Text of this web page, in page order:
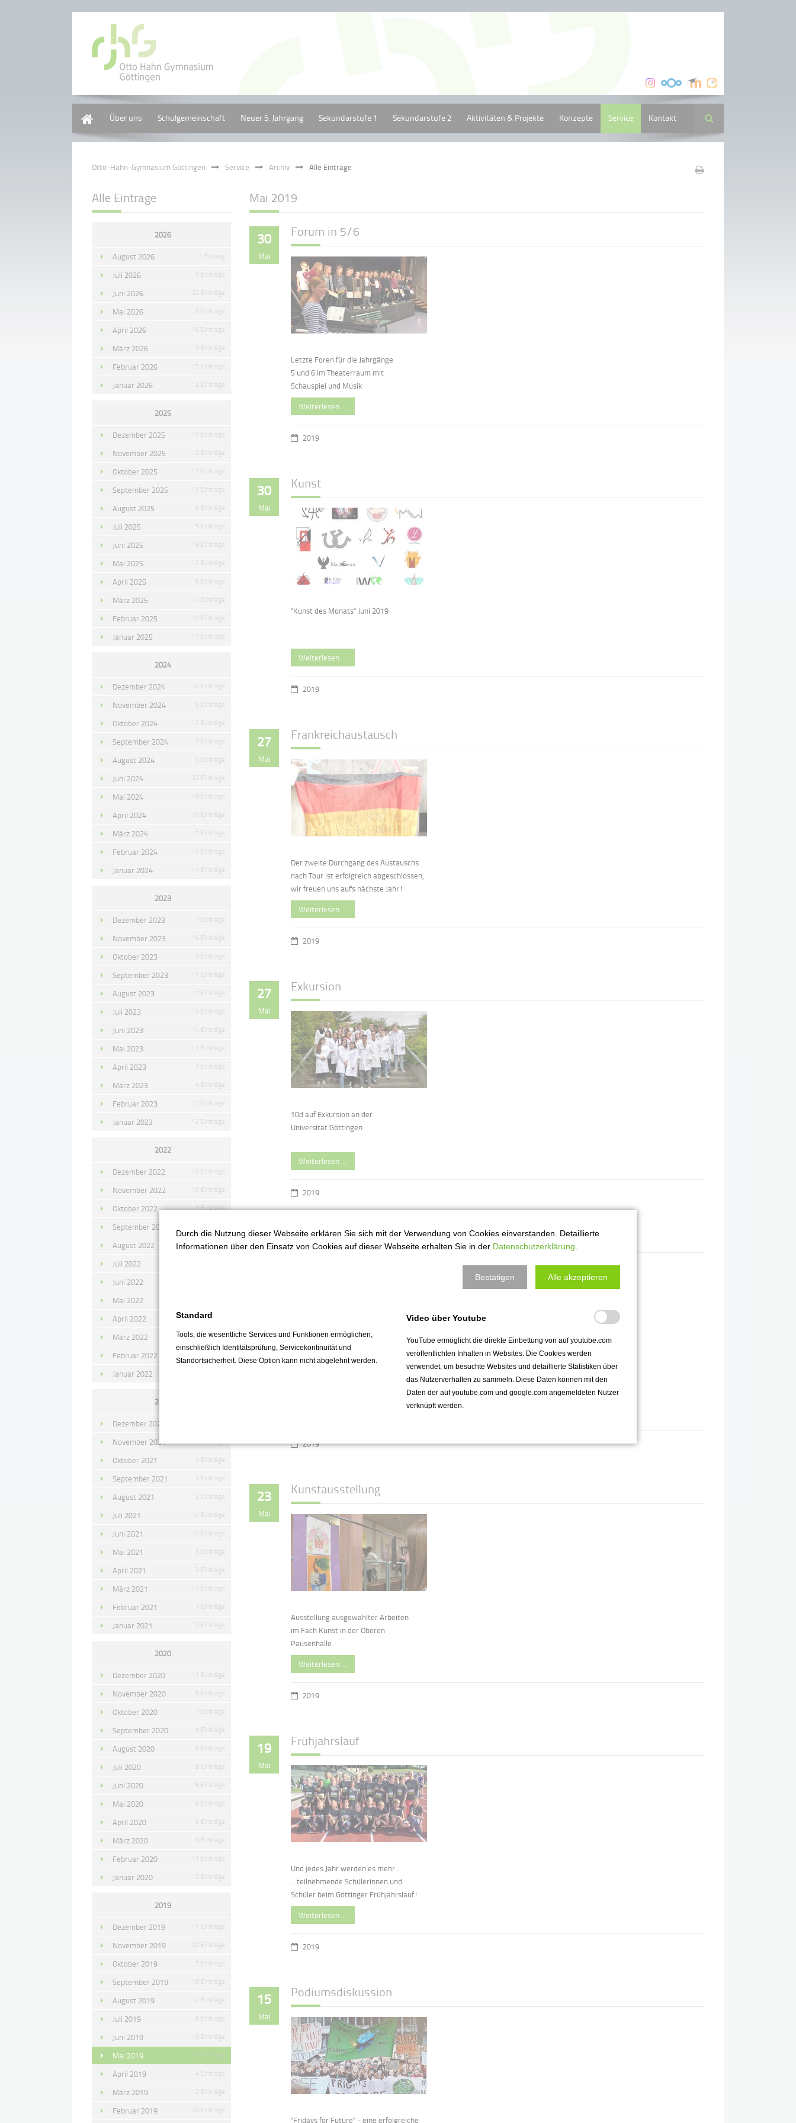
Über uns Schulgemeinschaft Neuer 5. Jahrgang Sekundarstufe 1 Sekundarstufe 2 Aktivitäten & Projekte Konzepte Service Kontakt Suche
Otto-Hahn-Gymnasium Göttingen Service Archiv Alle Einträge
Mai 2019
30
Mai
Forum in 5/6
Letzte Foren für die Jahrgänge
5 und 6 im Theaterraum mit
Schauspiel und Musik
Weiterlesen …
2019
30
Mai
Kunst
"Kunst des Monats" Juni 2019
Weiterlesen …
2019
27
Mai
Frankreichaustausch
Der zweite Durchgang des Austauschs
nach Tour ist erfolgreich abgeschlossen,
wir freuen uns auf's nächste Jahr!
Weiterlesen …
2019
27
Mai
Exkursion
10d auf Exkursion an der
Universität Göttingen
Weiterlesen …
2019
23 Schule:Kultur Projekt
Sprühen, Zeichnen, Kleben, Schneiden
- Beim Projekttag der 9b in der Musa
2019
23
Mai
Kunstausstellung
Ausstellung ausgewählter Arbeiten
im Fach Kunst in der Oberen
Pausenhalle
Weiterlesen …
2019
19
Mai
Frühjahrslauf
Und jedes Jahr werden es mehr …
…teilnehmende Schülerinnen und
Schüler beim Göttinger Frühjahrslauf!
Weiterlesen …
2019
15
Mai
Podiumsdiskussion
"Fridays for Future" - eine erfolgreiche
Alle Einträge
2026
August 2026 1 Eintrag
Juli 2026 5 Einträge
Juni 2026 22 Einträge
Mai 2026 6 Einträge
April 2026 16 Einträge
März 2026 9 Einträge
Februar 2026 15 Einträge
Januar 2026 12 Einträge
2025
Dezember 2025 10 Einträge
November 2025 12 Einträge
Oktober 2025 11 Einträge
September 2025 11 Einträge
August 2025 8 Einträge
Juli 2025 5 Einträge
Juni 2025 19 Einträge
Mai 2025 12 Einträge
April 2025 6 Einträge
März 2025 14 Einträge
Februar 2025 10 Einträge
Januar 2025 17 Einträge
2024
Dezember 2024 10 Einträge
November 2024 6 Einträge
Oktober 2024 12 Einträge
September 2024 7 Einträge
August 2024 5 Einträge
Juni 2024 32 Einträge
Mai 2024 19 Einträge
April 2024 10 Einträge
März 2024 7 Einträge
Februar 2024 13 Einträge
Januar 2024 17 Einträge
2023
Dezember 2023 7 Einträge
November 2023 16 Einträge
Oktober 2023 9 Einträge
September 2023 11 Einträge
August 2023 7 Einträge
Juli 2023 13 Einträge
Juni 2023 14 Einträge
Mai 2023 11 Einträge
April 2023 7 Einträge
März 2023 5 Einträge
Februar 2023 12 Einträge
Januar 2023 12 Einträge
2022
Dezember 2022 12 Einträge
November 2022 10 Einträge
Oktober 2022 7 Einträge
September 2022
August 2022 4 Einträge
Juli 2022
Juni 2022
Mai 2022
April 2022 8 Einträge
März 2022 15 Einträge
Februar 2022
Januar 2022
2021
Dezember 2021
November 2021
Oktober 2021 7 Einträge
September 2021 9 Einträge
August 2021 2 Einträge
Juli 2021 14 Einträge
Juni 2021 10 Einträge
Mai 2021 3 Einträge
April 2021 2 Einträge
März 2021 13 Einträge
Februar 2021 7 Einträge
Januar 2021 2 Einträge
2020
Dezember 2020 11 Einträge
November 2020 8 Einträge
Oktober 2020 7 Einträge
September 2020 5 Einträge
August 2020 6 Einträge
Juli 2020 8 Einträge
Juni 2020 6 Einträge
Mai 2020 6 Einträge
April 2020 9 Einträge
März 2020 9 Einträge
Februar 2020 11 Einträge
Januar 2020 13 Einträge
2019
Dezember 2019 11 Einträge
November 2019 20 Einträge
Oktober 2019 5 Einträge
September 2019 10 Einträge
August 2019 12 Einträge
Juli 2019 8 Einträge
Juni 2019 19 Einträge
Mai 2019 18 Einträge
April 2019 4 Einträge
März 2019 12 Einträge
Februar 2019 20 Einträge
Durch die Nutzung dieser Webseite erklären Sie sich mit der Verwendung von Cookies einverstanden. Detaillierte
Informationen über den Einsatz von Cookies auf dieser Webseite erhalten Sie in der Datenschutzerklärung
Bestätigen Alle akzeptieren
Standard
Tools, die wesentliche Services und Funktionen ermöglichen,
einschließlich Identitätsprüfung, Servicekontinuität und
Standortsicherheit. Diese Option kann nicht abgelehnt werden.
Video über Youtube
YouTube ermöglicht die direkte Einbettung von auf youtube.com
veröffentlichten Inhalten in Websites. Die Cookies werden
verwendet, um besuchte Websites und detaillierte Statistiken über
das Nutzerverhalten zu sammeln. Diese Daten können mit den
Daten der auf youtube.com und google.com angemeldeten Nutzer
verknüpft werden.